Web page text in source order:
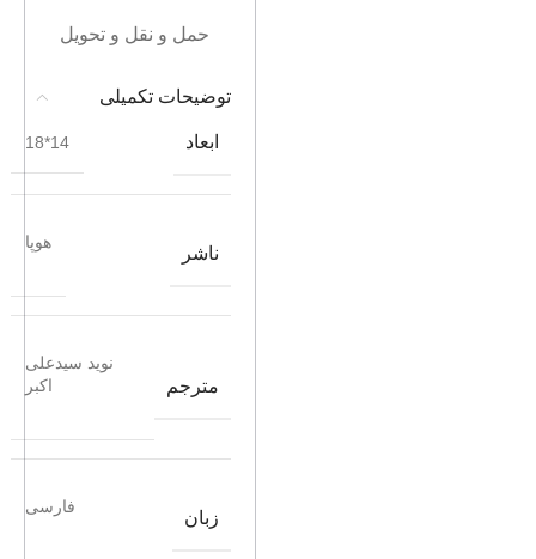
حمل و نقل و تحویل
توضیحات تکمیلی
ابعاد 14*18
ناشر
هوپا
مترجم
نوید سیدعلی
اکبر
زبان
فارسی